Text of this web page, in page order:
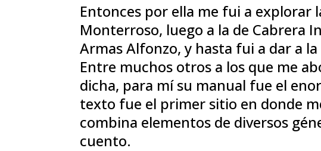
Entonces por ella me fui a explorar
Monterroso, luego a la de Cabrera
Armas Alfonzo, y hasta fui a dar a
Entre muchos otros a los que me
dicha, para mí su manual fue el
texto fue el primer sitio en donde
combina elementos de diversos
cuento.